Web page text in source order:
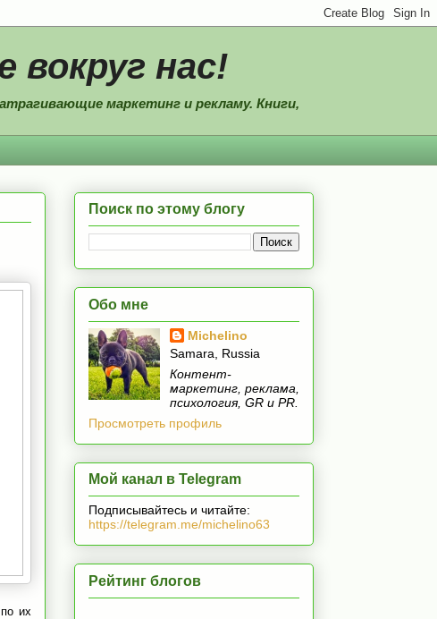
вокруг нас!
маркетинг и рекламу. Книги,
их
Поиск по этому блогу
Обо мне
Michelino
Samara, Russia
Контент-
маркетинг, реклама,
психология, GR и PR.
Просмотреть профиль
Мой канал в Telegram
Подписывайтесь и читайте:
https://telegram.me/michelino63
Рейтинг блогов